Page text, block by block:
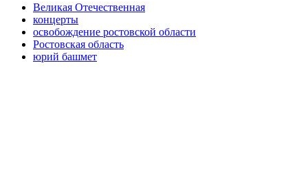
Великая Отечественная
концерты
освобождение ростовской области
Ростовская область
юрий башмет